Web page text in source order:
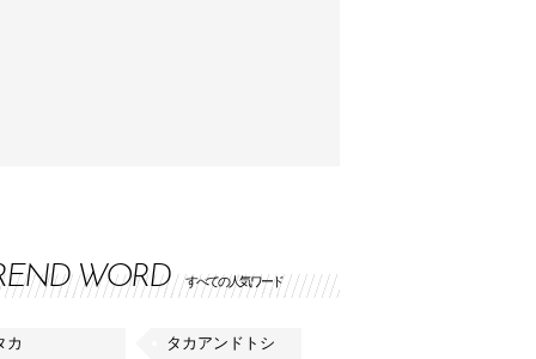
WORD すべての人気ワード
カ タカアンドトシ